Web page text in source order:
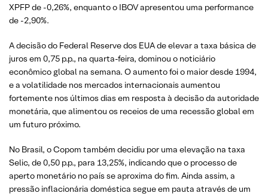
XPFP de -0,26%, enquanto o IBOV apresentou uma performance
de -2,90%.
A decisão do Federal Reserve dos EUA de elevar a taxa básica de
juros em 0,75 p.p., na quarta-feira, dominou o noticiário
econômico global na semana. O aumento foi o maior desde 1994,
e a volatilidade nos mercados internacionais aumentou
fortemente nos últimos dias em resposta à decisão da autoridade
monetária, que alimentou os receios de uma recessão global em
um futuro próximo.
No Brasil, o Copom também decidiu por uma elevação na taxa
Selic, de 0,50 p.p., para 13,25%, indicando que o processo de
aperto monetário no país se aproxima do fim. Ainda assim, a
pressão inflacionária doméstica segue em pauta através de um